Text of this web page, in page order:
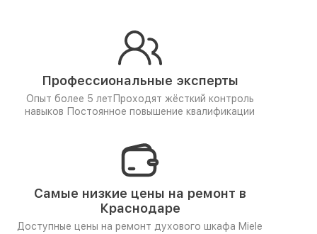
Профессиональные эксперты
Опыт более 5 лет Проходят жёсткий контроль
навыков Постоянное повышение квалификации
Самые низкие цены на ремонт в
Краснодаре
Доступные цены на ремонт духового шкафа Miele